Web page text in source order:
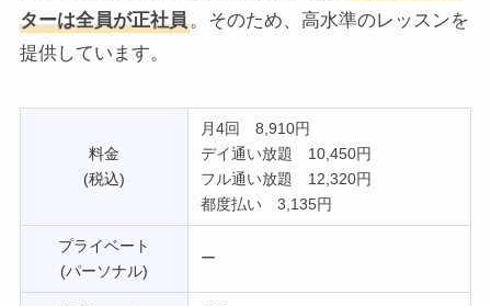
ターは全員が正社員。そのため、高水準のレッスンを
提供しています。
料金
(税込)
月4回 8,910円
デイ通い放題 10,450円
フル通い放題 12,320円
都度払い 3,135円
プライベート
(パーソナル)
ー